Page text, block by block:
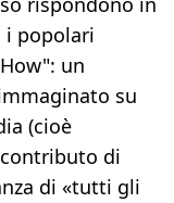
i popolari
un
su
(cioè
di
di «tutti gli